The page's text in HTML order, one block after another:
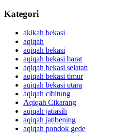
Kategori
akikah bekasi
aqiqah
aqiqah bekasi
aqiqah bekasi barat
aqiqah bekasi selatan
aqiqah bekasi timur
aqiqah bekasi utara
aqiqah cibitung
Aqiqah Cikarang
aqiqah jatiasih
aqiqah jatibening
aqiqah pondok gede